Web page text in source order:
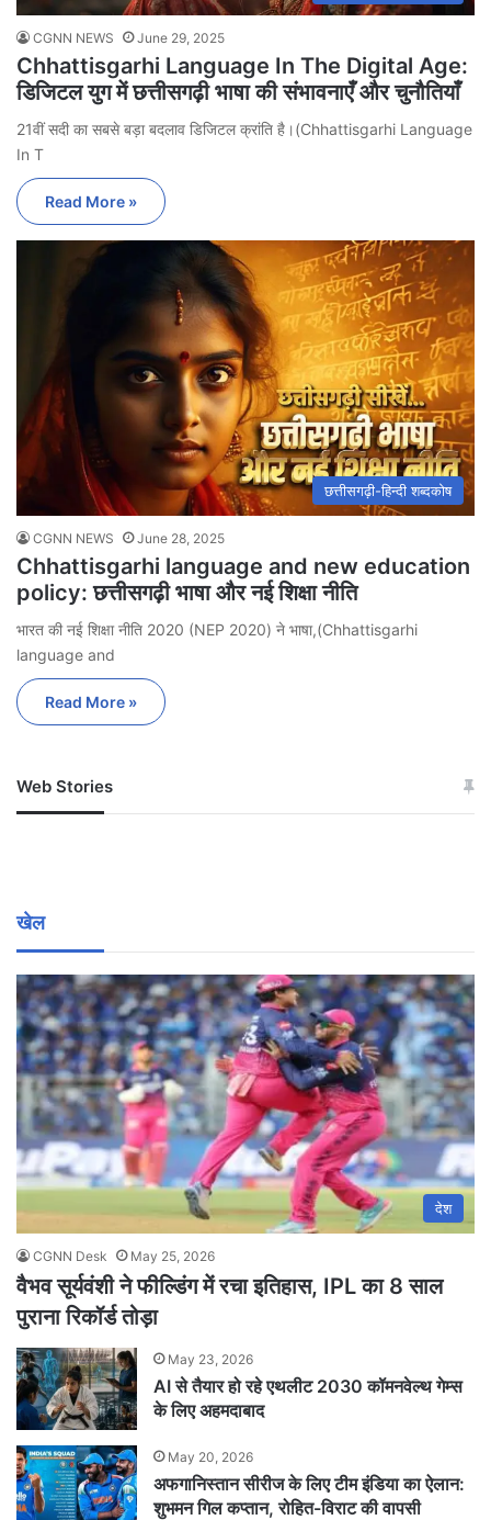
CGNN NEWS June 29, 2025
Chhattisgarhi Language In The Digital Age:
डिजिटल युग में छत्तीसगढ़ी भाषा की संभावनाएँ और चुनौतियाँ
21वीं सदी का सबसे बड़ा बदलाव डिजिटल क्रांति है।(Chhattisgarhi Language
In T
Read More »
छत्तीसगढ़ी-हिन्दी शब्दकोष
CGNN NEWS June 28, 2025
Chhattisgarhi language and new education
policy: छत्तीसगढ़ी भाषा और नई शिक्षा नीति
भारत की नई शिक्षा नीति 2020 (NEP 2020) ने भाषा,(Chhattisgarhi
language and
Read More »
Web Stories
जम्मू-कश्मीर में बारिश से
अपडेट
खाई में धक्का… आरोपियों ने
खेल
देश
CGNN Desk May 25, 2026
वैभव सूर्यवंशी ने फील्डिंग में रचा इतिहास, IPL का 8 साल
पुराना रिकॉर्ड तोड़ा
May 23, 2026
AI से तैयार हो रहे एथलीट 2030 कॉमनवेल्थ गेम्स
के लिए अहमदाबाद
May 20, 2026
अफगानिस्तान सीरीज के लिए टीम इंडिया का ऐलान:
शुभमन गिल कप्तान, रोहित-विराट की वापसी